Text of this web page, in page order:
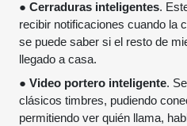
● Cerraduras inteligentes.
recibir notificaciones cuando la
se puede saber si el resto de
llegado a casa.
● Video portero inteligente.
clásicos timbres, pudiendo
permitiendo ver quién llama,